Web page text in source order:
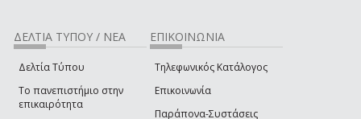
ΔΕΛΤΙΑ ΤΥΠΟΥ / ΝΕΑ
Δελτία Τύπου
Το πανεπιστήμιο στην
επικαιρότητα
ΕΠΙΚΟΙΝΩΝΙΑ
Τηλεφωνικός Κατάλογος
Επικοινωνία
Παράπονα-Συστάσεις